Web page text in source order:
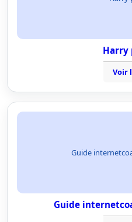
Harry
Voir
Guide
Guide